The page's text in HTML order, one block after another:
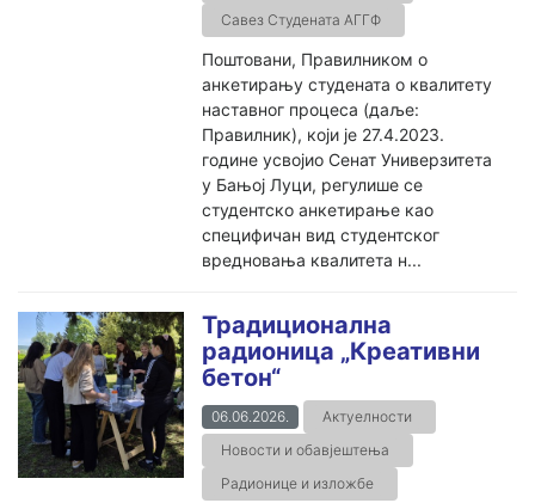
Савез Студената АГГФ
Поштовани, Правилником о
анкетирању студената о квалитету
наставног процеса (даље:
Правилник), који је 27.4.2023.
године усвојио Сенат Универзитета
у Бањој Луци, регулише се
студентско анкетирање као
специфичан вид студентског
вредновања квалитета н...
Традиционална
радионица „Креативни
бетон“
06.06.2026.
Актуелности
Новости и обавјештења
Радионице и изложбе